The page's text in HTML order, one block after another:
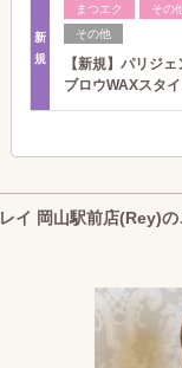
新
規
まつエク
その
その他
【新規】パリジ
ブロウWAXスタ
レイ 岡山駅前店(Rey)の